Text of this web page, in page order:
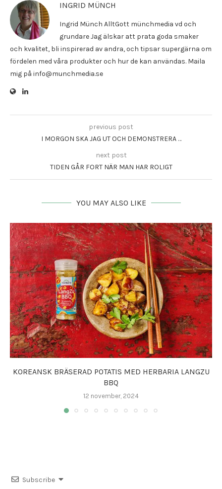
INGRID MÜNCH
Ingrid Münch AlltGott münchmedia vd och
grundare Jag älskar att prata goda smaker
och kvalitet, bli inspirerad av andra, och tipsar supergärna om
fördelen med våra produkter och hur de kan användas. Maila
mig på info@munchmedia.se
previous post
I MORGON SKA JAG UT OCH DEMONSTRERA …
next post
TIDEN GÅR FORT NÄR MAN HAR ROLIGT
YOU MAY ALSO LIKE
KOREANSK BRÄSERAD POTATIS MED HERBARIA LANGZU
BBQ
12 november, 2024
Subscribe